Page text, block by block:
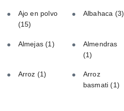
Ajo en polvo
(15)
Albahaca (3)
Almejas(1)
Almendras
(1)
Arroz (1)
Arroz
basmati(1)